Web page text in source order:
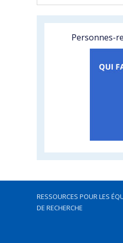
Personnes-
RESSOURCES POUR LES
DE RECHERCHE